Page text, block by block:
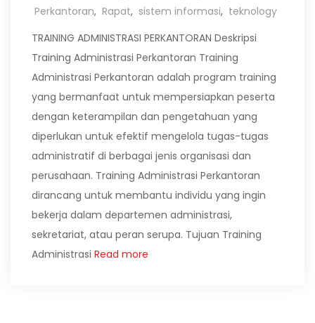
Perkantoran, Rapat, sistem informasi, teknology
TRAINING ADMINISTRASI PERKANTORAN Deskripsi
Training Administrasi Perkantoran Training
Administrasi Perkantoran adalah program training
yang bermanfaat untuk mempersiapkan peserta
dengan keterampilan dan pengetahuan yang
diperlukan untuk efektif mengelola tugas-tugas
administratif di berbagai jenis organisasi dan
perusahaan. Training Administrasi Perkantoran
dirancang untuk membantu individu yang ingin
bekerja dalam departemen administrasi,
sekretariat, atau peran serupa. Tujuan Training
Administrasi Read more